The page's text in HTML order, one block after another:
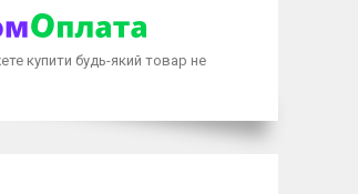
купити будь-який товар не